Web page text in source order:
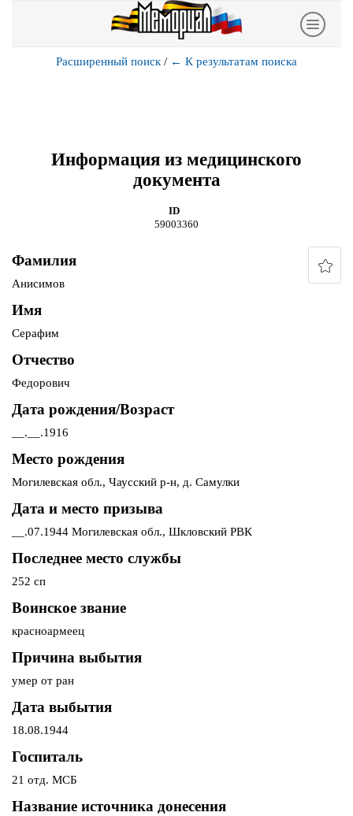
Расширенный поиск / ← К результатам поиска
Информация из медицинского
документа
ID
59003360
Фамилия
Анисимов
Имя
Серафим
Отчество
Федорович
Дата рождения/Возраст
__.__.1916
Место рождения
Могилевская обл., Чаусский р-н, д. Самулки
Дата и место призыва
__.07.1944 Могилевская обл., Шкловский РВК
Последнее место службы
252 сп
Воинское звание
красноармеец
Причина выбытия
умер от ран
Дата выбытия
18.08.1944
Госпиталь
21 отд. МСБ
Название источника донесения